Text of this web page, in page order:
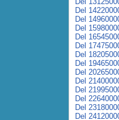
Del
Del
Del
Del
Del
Del
Del
Del
Del
Del
Del
Del
Del